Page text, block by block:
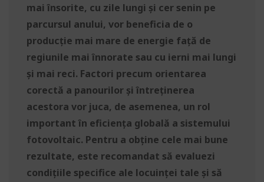
mai însorite, cu zile lungi și cer senin pe
parcursul anului, vor beneficia de o
producție mai mare de energie față de
regiunile mai înnorate sau cu ierni mai lungi
și mai reci. Factori precum orientarea
corectă a panourilor și întreținerea
acestora vor juca, de asemenea, un rol
important în eficiența globală a sistemului
fotovoltaic. Pentru a obține cele mai bune
rezultate, este recomandat să evaluezi
condițiile specifice ale locuinței tale și să